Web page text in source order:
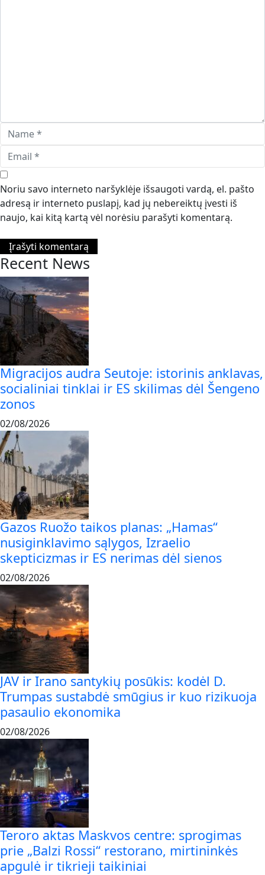
Noriu savo interneto naršyklėje išsaugoti vardą, el. pašto
adresą ir interneto puslapį, kad jų nebereiktų įvesti iš
naujo, kai kitą kartą vėl norėsiu parašyti komentarą.
Recent News
Migracijos audra Seutoje: istorinis anklavas,
socialiniai tinklai ir ES skilimas dėl Šengeno
zonos
02/08/2026
Gazos Ruožo taikos planas: „Hamas“
nusiginklavimo sąlygos, Izraelio
skepticizmas ir ES nerimas dėl sienos
02/08/2026
JAV ir Irano santykių posūkis: kodėl D.
Trumpas sustabdė smūgius ir kuo rizikuoja
pasaulio ekonomika
02/08/2026
Teroro aktas Maskvos centre: sprogimas
prie „Balzi Rossi“ restorano, mirtininkės
apgulė ir tikrieji taikiniai